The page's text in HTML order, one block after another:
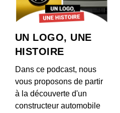
UN LOGO, UNE
HISTOIRE
Dans ce podcast, nous
vous proposons de partir
à la découverte d'un
constructeur automobile